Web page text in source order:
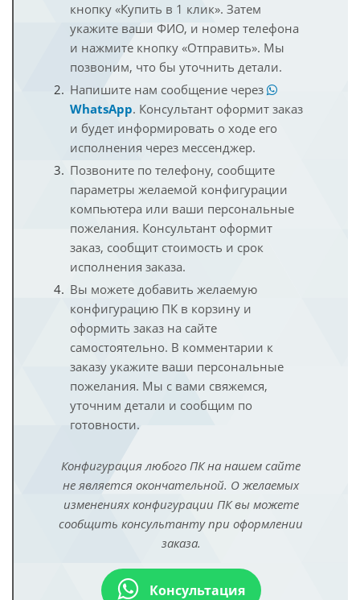
кнопку «Купить в 1 клик». Затем
укажите ваши ФИО, и номер телефона
и нажмите кнопку «Отправить». Мы
позвоним, что бы уточнить детали.
Напишите нам сообщение через
WhatsApp. Консультант оформит заказ
и будет информировать о ходе его
исполнения через мессенджер.
Позвоните по телефону, сообщите
параметры желаемой конфигурации
компьютера или ваши персональные
пожелания. Консультант оформит
заказ, сообщит стоимость и срок
исполнения заказа.
Вы можете добавить желаемую
конфигурацию ПК в корзину и
оформить заказ на сайте
самостоятельно. В комментарии к
заказу укажите ваши персональные
пожелания. Мы с вами свяжемся,
уточним детали и сообщим по
готовности.
Конфигурация любого ПК на нашем сайте
не является окончательной. О желаемых
изменениях конфигурации ПК вы можете
сообщить консультанту при оформлении
заказа.
Консультация